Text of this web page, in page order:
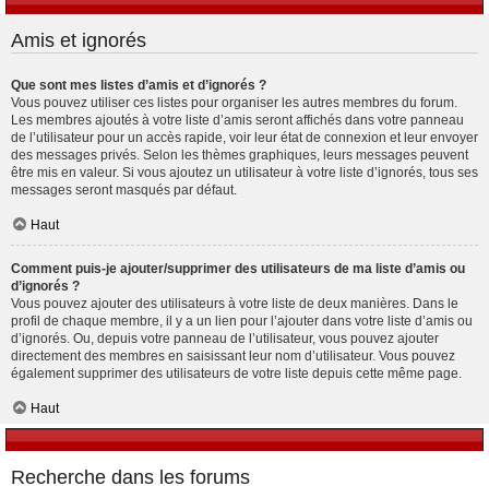
Amis et ignorés
Que sont mes listes d’amis et d’ignorés ?
Vous pouvez utiliser ces listes pour organiser les autres membres du forum.
Les membres ajoutés à votre liste d’amis seront affichés dans votre panneau
de l’utilisateur pour un accès rapide, voir leur état de connexion et leur envoyer
des messages privés. Selon les thèmes graphiques, leurs messages peuvent
être mis en valeur. Si vous ajoutez un utilisateur à votre liste d’ignorés, tous ses
messages seront masqués par défaut.
Haut
Comment puis-je ajouter/supprimer des utilisateurs de ma liste d’amis ou
d’ignorés ?
Vous pouvez ajouter des utilisateurs à votre liste de deux manières. Dans le
profil de chaque membre, il y a un lien pour l’ajouter dans votre liste d’amis ou
d’ignorés. Ou, depuis votre panneau de l’utilisateur, vous pouvez ajouter
directement des membres en saisissant leur nom d’utilisateur. Vous pouvez
également supprimer des utilisateurs de votre liste depuis cette même page.
Haut
Recherche dans les forums